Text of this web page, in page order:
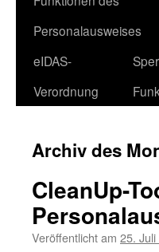
Personalausweises
eIDAS-
Verordnung
Archiv des
CleanUp-
Veröffentlicht am 25.